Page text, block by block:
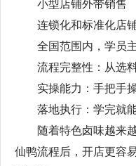
小型店铺外带销售
连锁化和标准化店
全国范围内，学员主
流程完整性：从选料
实操能力：手把手操
落地执行：学完就能
随着特色卤味越来越
仙鸭流程后，开店更容